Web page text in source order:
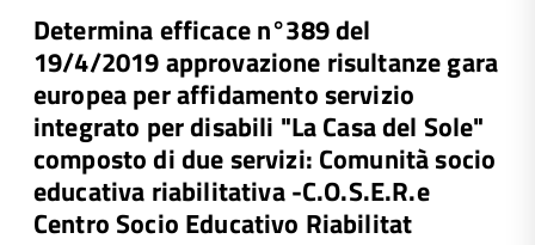
Determina efficace n°389 del
19/4/2019 approvazione risultanze gara
europea per affidamento servizio
integrato per disabili "La Casa del Sole"
composto di due servizi: Comunità socio
educativa riabilitativa -C.O.S.E.R.e
Centro Socio Educativo Riabilitat